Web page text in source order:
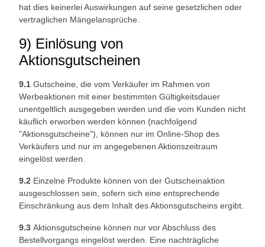
hat dies keinerlei Auswirkungen auf seine gesetzlichen oder
vertraglichen Mängelansprüche.
9) Einlösung von
Aktionsgutscheinen
9.1 Gutscheine, die vom Verkäufer im Rahmen von
Werbeaktionen mit einer bestimmten Gültigkeitsdauer
unentgeltlich ausgegeben werden und die vom Kunden nicht
käuflich erworben werden können (nachfolgend
"Aktionsgutscheine"), können nur im Online-Shop des
Verkäufers und nur im angegebenen Aktionszeitraum
eingelöst werden.
9.2 Einzelne Produkte können von der Gutscheinaktion
ausgeschlossen sein, sofern sich eine entsprechende
Einschränkung aus dem Inhalt des Aktionsgutscheins ergibt.
9.3 Aktionsgutscheine können nur vor Abschluss des
Bestellvorgangs eingelöst werden. Eine nachträgliche